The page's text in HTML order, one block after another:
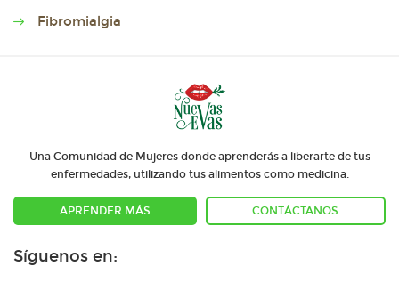
Fibromialgia
Una Comunidad de Mujeres donde aprenderás a liberarte de tus
enfermedades, utilizando tus alimentos como medicina.
APRENDER MÁS CONTÁCTANOS
Síguenos en: